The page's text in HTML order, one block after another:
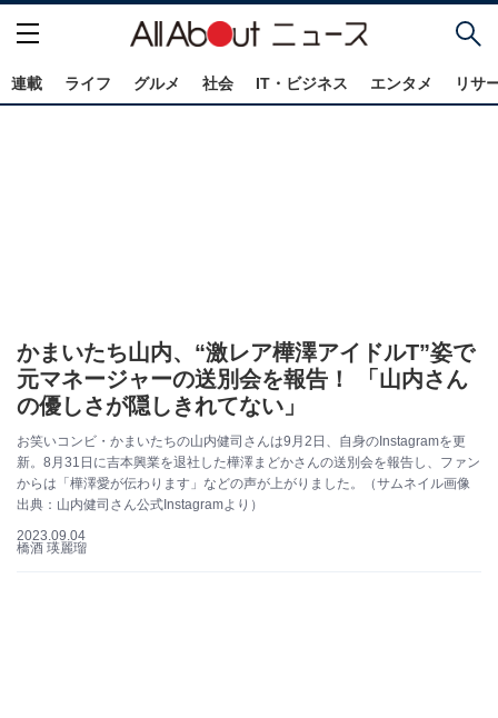
連載 ライフ グルメ 社会 IT・ビジネス エンタメ リサ
かまいたち山内、“激レア樺澤アイドルT”姿で
元マネージャーの送別会を報告！ 「山内さん
の優しさが隠しきれてない」
お笑いコンビ・かまいたちの山内健司さんは9月2日、自身のInstagramを更
新。8月31日に吉本興業を退社した樺澤まどかさんの送別会を報告し、ファン
からは「樺澤愛が伝わります」などの声が上がりました。（サムネイル画像
出典：山内健司さん公式Instagramより）
2023.09.04
橋酒 瑛麗瑠